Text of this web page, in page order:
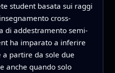
student basata sui raggi
cross-
di addestramento semi-
ha imparato a inferire
partire da sole due
anche quando solo